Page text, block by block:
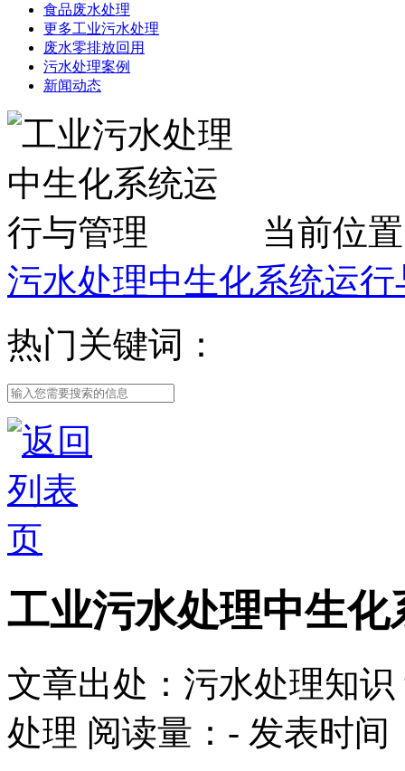
食品废水处理
更多工业污水处理
废水零排放回用
污水处理案例
新闻动态
当前位
污水处理中生化系统运行
热门关键词：
工业污水处理中生
文章出处：污水处理知识
处理 阅读量： - 发表时间